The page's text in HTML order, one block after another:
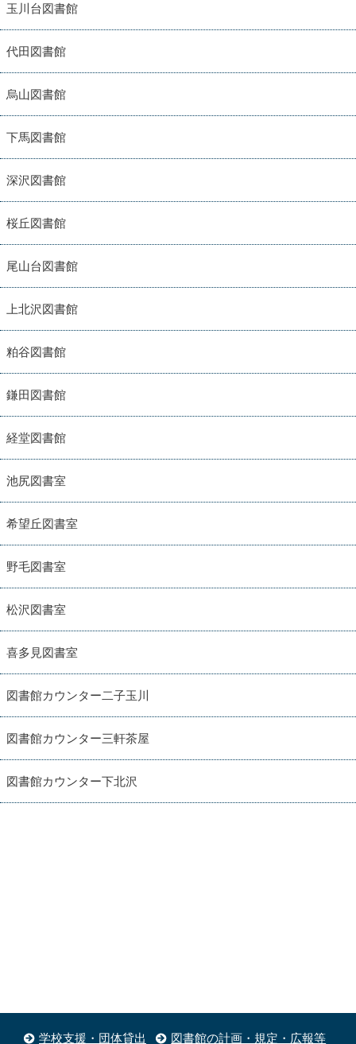
玉川台図書館
代田図書館
烏山図書館
下馬図書館
深沢図書館
桜丘図書館
尾山台図書館
上北沢図書館
粕谷図書館
鎌田図書館
経堂図書館
池尻図書室
希望丘図書室
野毛図書室
松沢図書室
喜多見図書室
図書館カウンター二子玉川
図書館カウンター三軒茶屋
図書館カウンター下北沢
学校支援・団体貸出 図書館の計画・規定・広報等